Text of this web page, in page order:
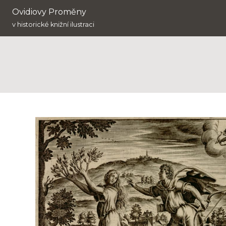
Ovidiovy Proměny
v historické knižní ilustraci